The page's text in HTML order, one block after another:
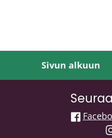
Sivun alkuun